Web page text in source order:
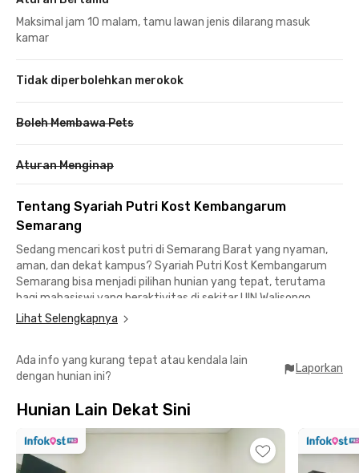
Maksimal jam 10 malam, tamu lawan jenis dilarang masuk
kamar
Tidak diperbolehkan merokok
Boleh Membawa Pets
Aturan Menginap
Tentang Syariah Putri Kost Kembangarum
Semarang
Sedang mencari kost putri di Semarang Barat yang nyaman,
aman, dan dekat kampus? Syariah Putri Kost Kembangarum
Semarang bisa menjadi pilihan hunian yang tepat, terutama
bagi mahasiswi yang beraktivitas di sekitar UIN Walisongo
Semarang.
Semarang Barat, kost ini menawarkan kemudahan mobilitas
sekaligus lingkungan tinggal yang lebih tenang dan kondusif.
membutuhkan waktu sekitar delapan menit. Jarak yang dekat
tentu membuat aktivitas kuliah menjadi lebih praktis dan
mengurangi risiko terlambat datang ke kelas.
Lihat Selengkapnya
Ada info yang kurang tepat atau kendala lain
dengan hunian ini?
Laporkan
Hunian Lain Dekat Sini